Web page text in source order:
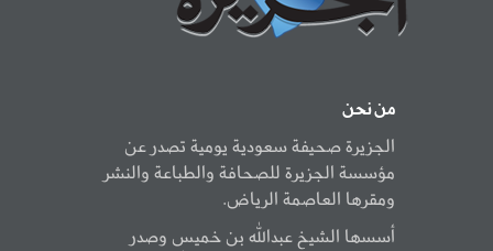
من نحن
الجزيرة صحيفة سعودية يومية تصدر عن
مؤسسة الجزيرة للصحافة والطباعة والنشر
ومقرها العاصمة الرياض.
أسسها الشيخ عبدالله بن خميس وصدر